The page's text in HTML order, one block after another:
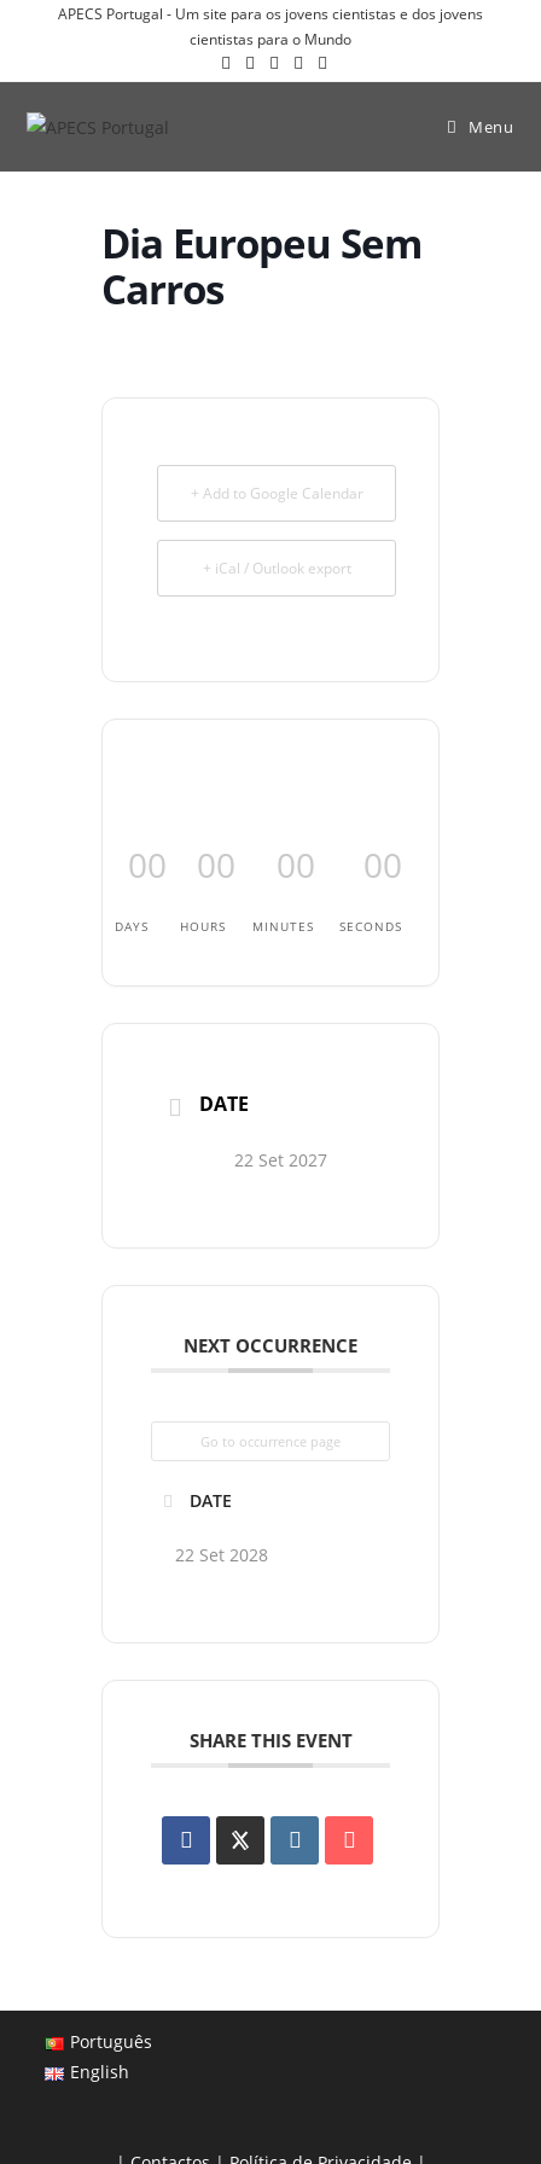
APECS Portugal - Um site para os jovens cientistas e dos jovens
cientistas para o Mundo
Menu
Dia Europeu Sem
Carros
+ Add to Google Calendar
+ iCal / Outlook export
00
DAYS
00
HOURS
00
MINUTES
00
SECONDS
DATE
22 Set 2027
NEXT OCCURRENCE
Go to occurrence page
DATE
22 Set 2028
SHARE THIS EVENT
Português
English